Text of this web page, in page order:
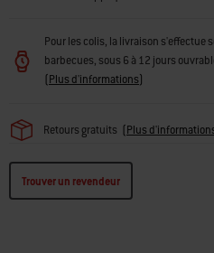
Pour les colis, la livraison s'effectue
barbecues, sous 6 à 12 jours
(Plus d'informations)
Retours gratuits (Plus
Trouver un revendeur